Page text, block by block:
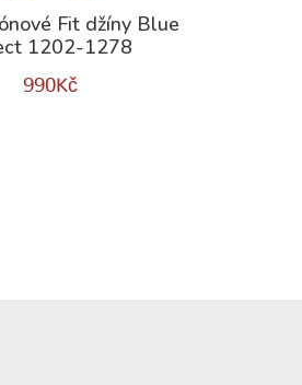
Fit džíny Blue
1202-1278
990Kč